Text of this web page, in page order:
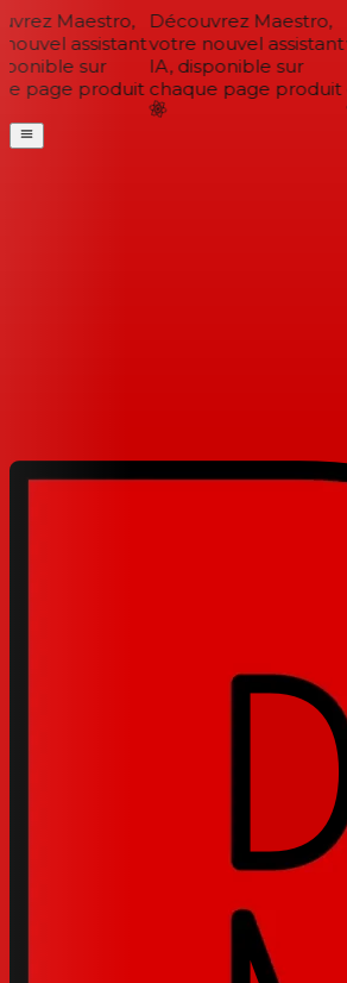
Maestro,
assistant
sur
page produit
Découvrez Maestro,
votre nouvel assistant
IA, disponible sur
chaque page produit